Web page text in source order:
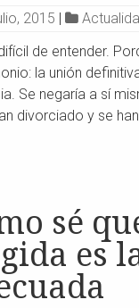
2015 |
de entender.
la unión
Se negaría a sí
divorciado y se
sé
es